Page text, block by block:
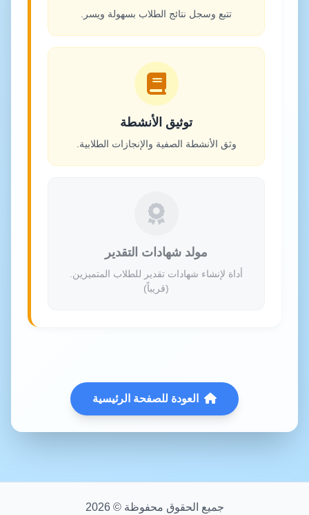
تتبع وسجل نتائج الطلاب بسهولة ويسر.
توثيق الأنشطة
وثق الأنشطة الصفية والإنجازات الطلابية.
مولد شهادات التقدير
أداة لإنشاء شهادات تقدير للطلاب المتميزين.
(قريباً)
العودة للصفحة الرئيسية
جميع الحقوق محفوظة ©2026